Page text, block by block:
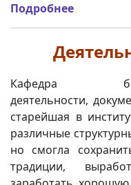
Подробнее
Кафедра
деятельности,
старейшая в
различные
но смогла
традиции,